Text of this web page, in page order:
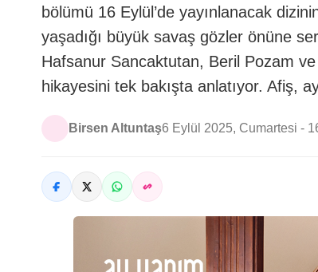
bölümü 16 Eylül’de yayınlanacak
yaşadığı büyük savaş gözler önüne
Hafsanur Sancaktutan, Beril Pozam
hikayesini tek bakışta anlatıyor. Afiş,
Birsen Altuntaş6 Eylül 2025, Cumartesi -